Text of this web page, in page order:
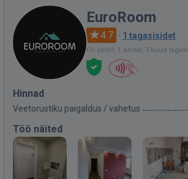
EuroRoom
4.7 · 1 tagasisidet
Oli saidil: 1 aastat, 3 kuud tagasi
Hinnad
Veetorustiku paigaldus / vahetus
Töö näited